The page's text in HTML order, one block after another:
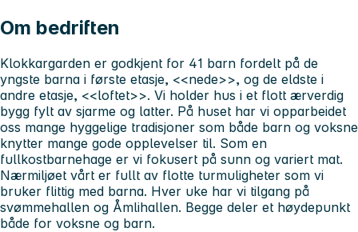
Om bedriften
Klokkargarden er godkjent for 41 barn fordelt på de
yngste barna i første etasje, <<nede>>, og de eldste i
andre etasje, <<loftet>>. Vi holder hus i et flott ærverdig
bygg fylt av sjarme og latter. På huset har vi opparbeidet
oss mange hyggelige tradisjoner som både barn og voksne
knytter mange gode opplevelser til. Som en
fullkostbarnehage er vi fokusert på sunn og variert mat.
Nærmiljøet vårt er fullt av flotte turmuligheter som vi
bruker flittig med barna. Hver uke har vi tilgang på
svømmehallen og Åmlihallen. Begge deler et høydepunkt
både for voksne og barn.